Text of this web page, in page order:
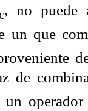
, no puede
un que
de
un